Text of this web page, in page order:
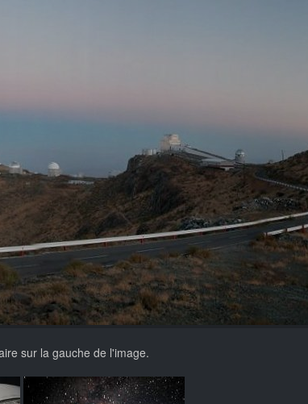
sur la gauche de l'image.